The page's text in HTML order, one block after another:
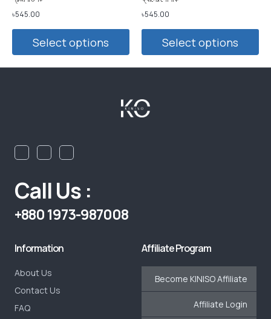
৳545.00
Select options
৳545.00
Select options
Call Us :
+880 1973-987008
Information
About Us
Contact Us
FAQ
Affiliate Program
Become KINISO Affiliate
Affiliate Login